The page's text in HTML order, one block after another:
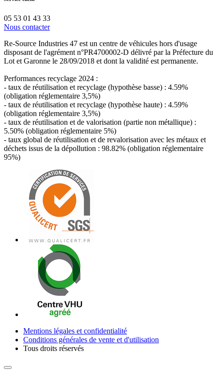
05 53 01 43 33
Nous contacter
Re-Source Industries 47 est un centre de véhicules hors d'usage
disposant de l'agrément n°PR4700002-D délivré par la Préfecture du
Lot et Garonne le 28/09/2018 et dont la validité est permanente.
Performances recyclage 2024 :
- taux de réutilisation et recyclage (hypothèse basse) : 4.59%
(obligation réglementaire 3,5%)
- taux de réutilisation et recyclage (hypothèse haute) : 4.59%
(obligation réglementaire 3,5%)
- taux de réutilisation et de valorisation (partie non métallique) :
5.50% (obligation réglementaire 5%)
- taux global de réutilisation et de revalorisation avec les métaux et
déchets issus de la dépollution : 98.82% (obligation réglementaire
95%)
Mentions légales et confidentialité
Conditions générales de vente et d'utilisation
Tous droits réservés